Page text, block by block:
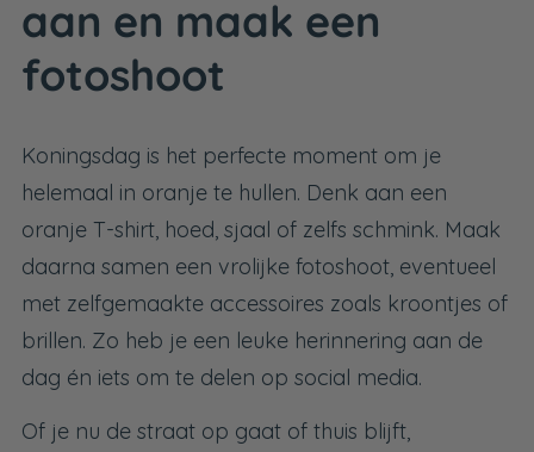
aan en maak een
fotoshoot
Koningsdag is het perfecte moment om je
helemaal in oranje te hullen. Denk aan een
oranje T-shirt, hoed, sjaal of zelfs schmink. Maak
daarna samen een vrolijke fotoshoot, eventueel
met zelfgemaakte accessoires zoals kroontjes of
brillen. Zo heb je een leuke herinnering aan de
dag én iets om te delen op social media.
Of je nu de straat op gaat of thuis blijft,